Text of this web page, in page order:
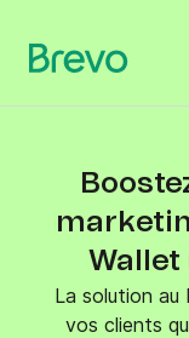
Wallet
La solution au
vos clients